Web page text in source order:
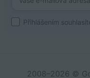
Přihlášením
2008–2026 ©